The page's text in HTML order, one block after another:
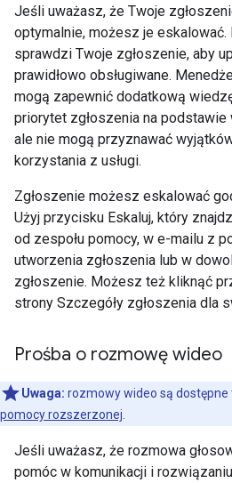
Jeśli uważasz, że Twoje
optymalnie, możesz je
sprawdzi Twoje zgłoszenie, aby
prawidłowo obsługiwane.
mogą zapewnić dodatkową
priorytet zgłoszenia na
ale nie mogą przyznawać
korzystania z usługi.
Zgłoszenie możesz eskalować
Użyj przycisku Eskaluj, który
od zespołu pomocy, w e-mailu z
utworzenia zgłoszenia lub w
zgłoszenie. Możesz też kliknąć
strony Szczegóły zgłoszenia dla
Prośba o rozmowę wideo
Uwaga: rozmowy wideo są dostępne
pomocy rozszerzonej
Jeśli uważasz, że rozmowa
pomóc w komunikacji i